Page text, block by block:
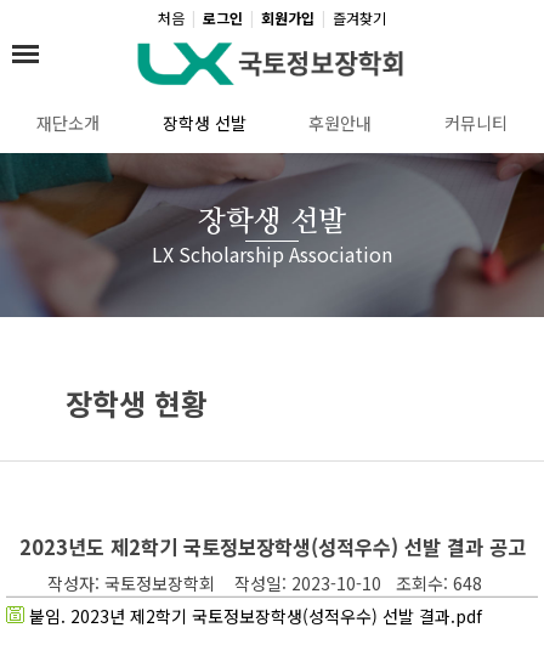
처음 | 로그인 | 회원가입 | 즐겨찾기
재단소개 장학생 선발 후원안내 커뮤니티
장학생 선발
LX Scholarship Association
장학생 현황
2023년도 제2학기 국토정보장학생(성적우수) 선발 결과 공고
작성자: 국토정보장학회 작성일: 2023-10-10 조회수: 648
붙임. 2023년 제2학기 국토정보장학생(성적우수) 선발 결과.pdf